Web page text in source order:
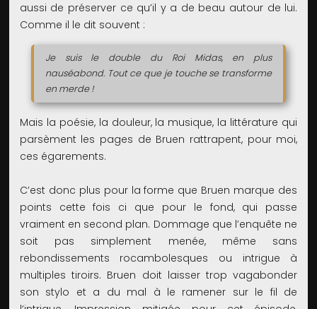
aussi de préserver ce qu’il y a de beau autour de lui.
Comme il le dit souvent :
Je suis le double du Roi Midas, en plus
nauséabond. Tout ce que je touche se transforme
en merde !
Mais la poésie, la douleur, la musique, la littérature qui
parsèment les pages de Bruen rattrapent, pour moi,
ces égarements.
C’est donc plus pour la forme que Bruen marque des
points cette fois ci que pour le fond, qui passe
vraiment en second plan. Dommage que l’enquête ne
soit pas simplement menée, même sans
rebondissements rocambolesques ou intrigue à
multiples tiroirs. Bruen doit laisser trop vagabonder
son stylo et a du mal à le ramener sur le fil de